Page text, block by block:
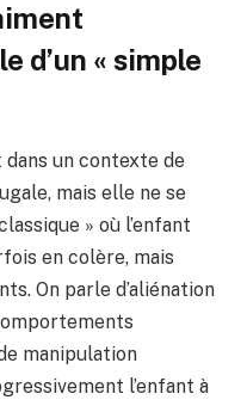
d’un « simple
dans un contexte de
mais elle ne se
» où l’enfant
en colère, mais
On parle d’aliénation
manipulation
l’enfant à